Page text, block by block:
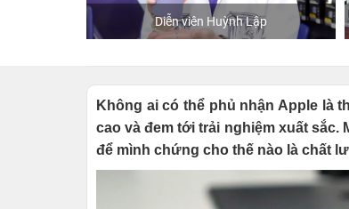
Diễn viên Huỳnh Lập
Không ai có thể phủ nhận Apple là
cao và đem tới trải nghiệm xuất sắc.
để mình chứng cho thế nào là chất